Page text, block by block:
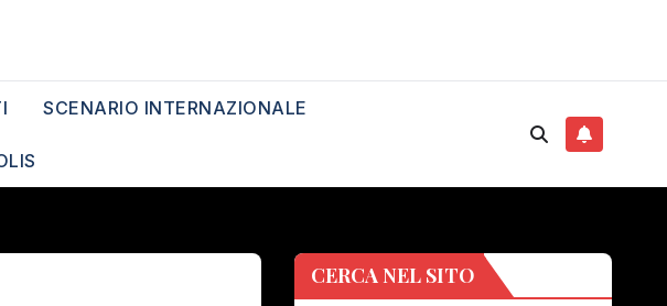
SCENARIO INTERNAZIONALE
CERCA NEL SITO